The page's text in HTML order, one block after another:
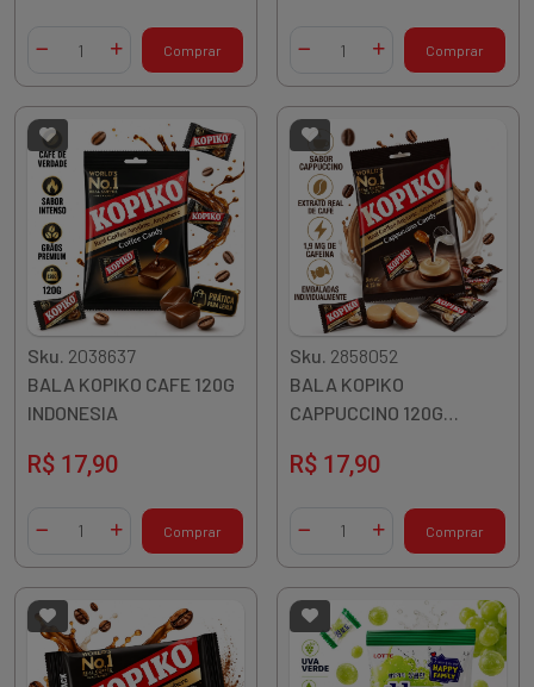
Diminuir QuantidadeAdicionar Quantidade
Comprar
Diminuir QuantidadeAdicionar Quantidade
Comprar
Sku. 2038637
BALA KOPIKO CAFE 120G
INDONESIA
R$ 17,90
Diminuir QuantidadeAdicionar Quantidade
Comprar
Sku. 2858052
BALA KOPIKO
CAPPUCCINO 120G
R$ 17,90
Diminuir QuantidadeAdicionar Quantidade
Comprar